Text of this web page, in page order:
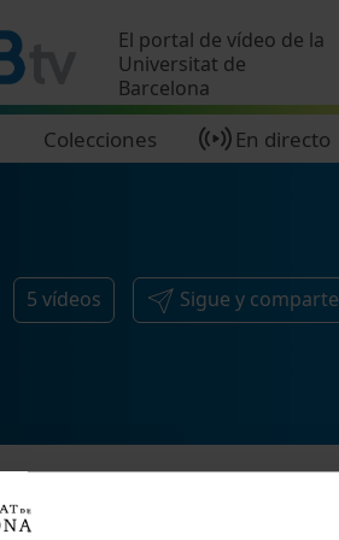
El portal de vídeo de la
Universitat de
Barcelona
Colecciones En directo
5 vídeos Sigue y comparte